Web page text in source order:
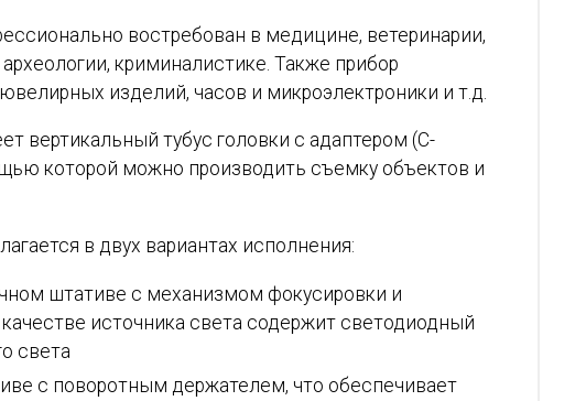
востребован в медицине, ветеринарии,
криминалистике. Также прибор
изделий, часов и микроэлектроники и т.д.
вертикальный тубус головки с адаптером (C-
которой можно производить съемку объектов и
в двух вариантах исполнения:
штативе с механизмом фокусировки и
источника света содержит светодиодный
света
с поворотным держателем, что обеспечивает